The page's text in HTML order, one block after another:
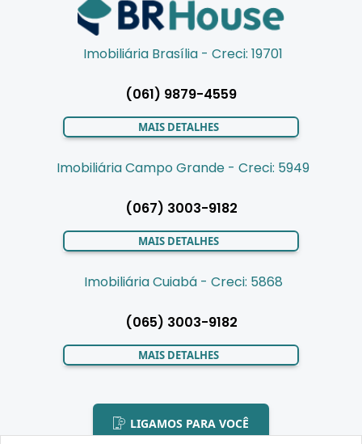
Imobiliária Brasília - Creci: 19701
(061) 9879-4559
MAIS DETALHES
Imobiliária Campo Grande - Creci: 5949
(067) 3003-9182
MAIS DETALHES
Imobiliária Cuiabá - Creci: 5868
(065) 3003-9182
MAIS DETALHES
LIGAMOS PARA VOCÊ